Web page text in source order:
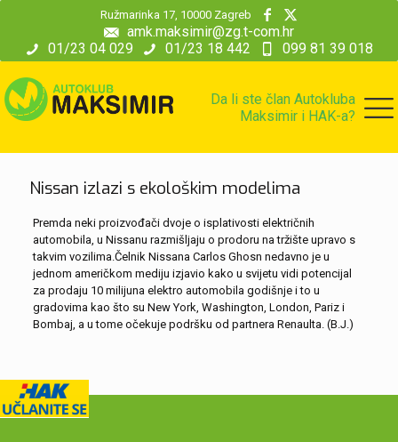
01/23 04 029 01/23 18 442 099 81 39 018
amk.maksimir@zg.t-com.hr
Ružmarinka 17, 10000 Zagreb
Da li ste član Autokluba
Maksimir i HAK-a?
Nissan izlazi s ekološkim modelima
Premda neki proizvođači dvoje o isplativosti električnih
automobila, u Nissanu razmišljaju o prodoru na tržište upravo s
takvim vozilima.Čelnik Nissana Carlos Ghosn nedavno je u
jednom američkom mediju izjavio kako u svijetu vidi potencijal
za prodaju 10 milijuna elektro automobila godišnje i to u
gradovima kao što su New York, Washington, London, Pariz i
Bombaj, a u tome očekuje podršku od partnera Renaulta. (B.J.)